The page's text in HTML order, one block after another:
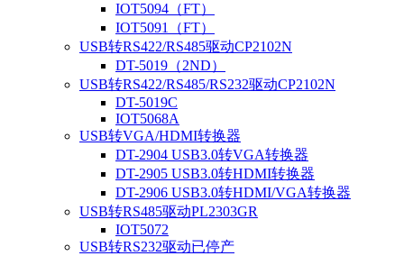
IOT5094（FT）
IOT5091（FT）
USB转RS422/RS485驱动CP2102N
DT-5019（2ND）
USB转RS422/RS485/RS232驱动CP2102N
DT-5019C
IOT5068A
USB转VGA/HDMI转换器
DT-2904 USB3.0转VGA转换器
DT-2905 USB3.0转HDMI转换器
DT-2906 USB3.0转HDMI/VGA转换器
USB转RS485驱动PL2303GR
IOT5072
USB转RS232驱动已停产